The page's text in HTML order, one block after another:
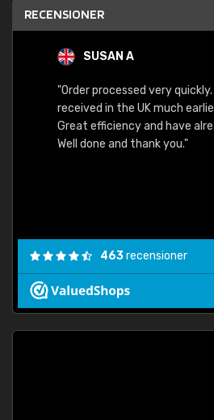
RECENSIONER
SUSAN A
"Order processed very
received in the UK much
Great efficiency and have
Well done and thank you."
463recensioner